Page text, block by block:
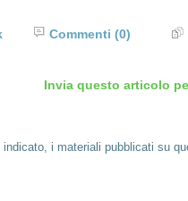
Commenti (0)
Invia questo articolo
i materiali pubblicati su